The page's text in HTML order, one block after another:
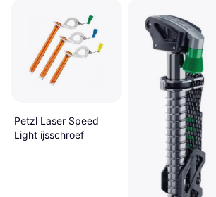
Petzl Laser Speed
Light ijsschroef